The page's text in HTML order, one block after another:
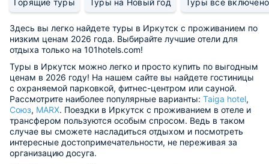
Горящие туры Туры на Новый год Туры все включено
Здесь вы легко найдете туры в Иркутск с проживанием по
низким ценам 2026 года. Выбирайте лучшие отели для
отдыха только на 101hotels.com!
Туры в Иркутск можно легко и просто купить по выгодным
ценам в 2026 году! На нашем сайте вы найдете гостиницы
с охраняемой парковкой, фитнес-центром или сауной.
Рассмотрите наиболее популярные варианты: Taiga hotel,
Союз, MARX. Поездки в Иркутск с проживанием в отеле и
трансфером пользуются особым спросом. Ведь в таком
случае вы сможете насладиться отдыхом и посмотреть
интересные достопримечательности, не переживая за
организацию досуга.